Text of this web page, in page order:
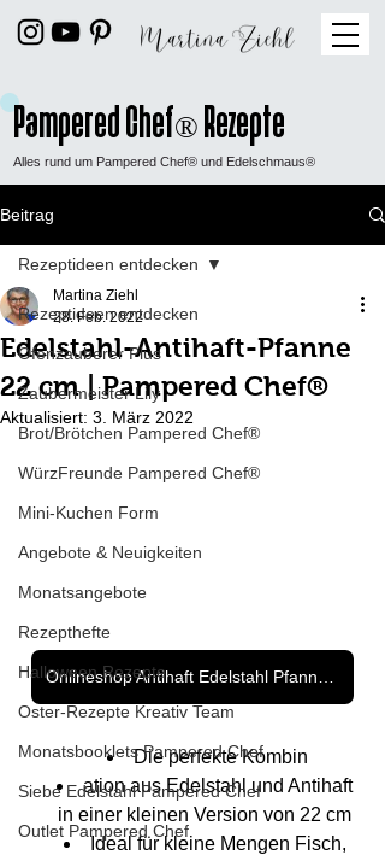
Alles rund um Pampered Chef® und Edelschmaus®
Pampered Chef® Rezepte
Beitrag
Rezeptideen entdecken
Ofenzauberer Plus
Zaubermeister Lily
Brot/Brötchen Pampered Chef®
WürzFreunde Pampered Chef®
Mini-Kuchen Form
Angebote & Neuigkeiten
Monatsangebote
Rezepthefte
Halloween Rezepte
Oster-Rezepte Kreativ Team
Monatsbooklets Pampered Chef
Siebe Edelstahl Pampered Chef
Outlet Pampered Chef
Rezeptideen entdecken
Edelstahl-Antihaft-Pfanne
22 cm | Pampered Chef®
Martina Ziehl
28. Feb. 2022
Aktualisiert: 3. März 2022
Die perfekte Kombin
ation aus Edelstahl und Antihaft
in einer kleinen Version von 22 cm
Ideal für kleine Mengen Fisch,